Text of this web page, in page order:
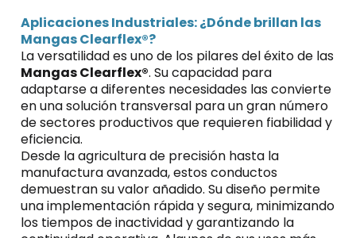
Aplicaciones Industriales: ¿Dónde brillan las
Mangas Clearflex®?
La versatilidad es uno de los pilares del éxito de las
Mangas Clearflex®. Su capacidad para
adaptarse a diferentes necesidades las convierte
en una solución transversal para un gran número
de sectores productivos que requieren fiabilidad y
eficiencia.
Desde la agricultura de precisión hasta la
manufactura avanzada, estos conductos
demuestran su valor añadido. Su diseño permite
una implementación rápida y segura, minimizando
los tiempos de inactividad y garantizando la